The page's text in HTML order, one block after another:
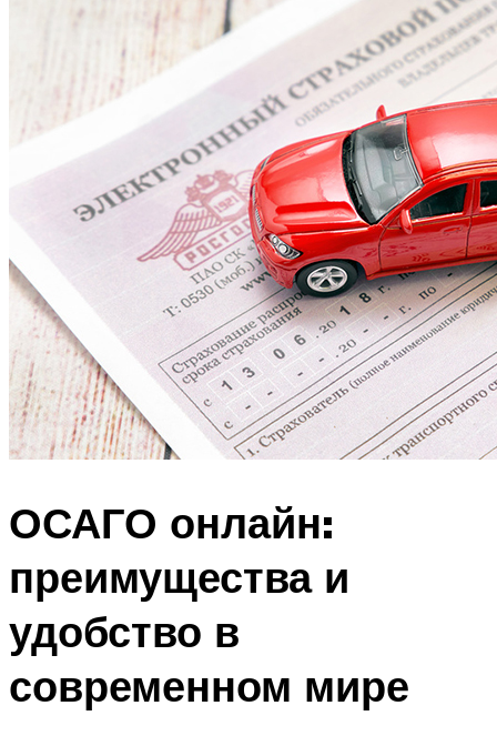
ОСАГО онлайн:
преимущества и
удобство в
современном мире